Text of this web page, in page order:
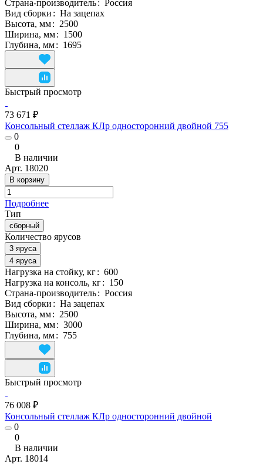
Страна-производитель: Россия
Вид сборки : На зацепах
Высота, мм: 2500
Ширина, мм: 1500
Глубина, мм: 1695
Быстрый просмотр
73 671 ₽
Консольный стеллаж КЛр односторонний двойной 755
0
0
В наличии
Арт. 18020
В корзину
Подробнее
Тип
сборный
Количество ярусов
3 яруса
4 яруса
Нагрузка на стойку, кг: 600
Нагрузка на консоль, кг: 150
Страна-производитель: Россия
Вид сборки : На зацепах
Высота, мм: 2500
Ширина, мм: 3000
Глубина, мм: 755
Быстрый просмотр
76 008 ₽
Консольный стеллаж КЛр односторонний двойной
0
0
В наличии
Арт. 18014